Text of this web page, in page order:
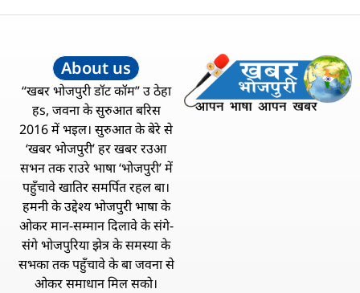
About us
“खबर भोजपुरी डॉट कॉम” उ ठेहा
हs, जवना के सुरुआत बरिस
2016 में भइल। सुरुआत के बेरे से
‘खबर भोजपुरी’ हर खबर रउआ
सभन तक राउरे भाषा ‘भोजपुरी’ में
पहुँचावे खातिर समर्पित रहल बा।
हमनी के उद्देश्य भोजपुरी भाषा के
ओकर मान-सम्मान दिलावे के संगे-
संगे भोजपुरिया झेत्र के समस्या के
सभका तक पहुँचावे के बा जवना से
ओकर समाधान मिल सको।